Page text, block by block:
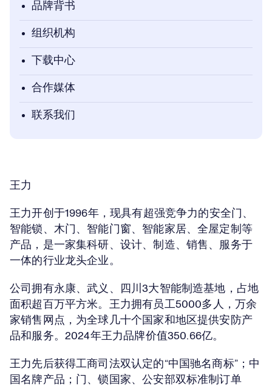
品牌背书
组织机构
下载中心
合作媒体
联系我们
王力
王力开创于1996年，现具有超强竞争力的安全门、
智能锁、木门、智能门窗、智能家居、全屋定制等
产品，是一家集科研、设计、制造、销售、服务于
一体的行业龙头企业。
公司拥有永康、武义、四川3大智能制造基地，占地
面积超百万平方米。王力拥有员工5000多人，万余
家销售网点，为全球几十个国家和地区提供安防产
品和服务。2024年王力品牌价值350.66亿。
王力先后获得工商司法双认定的“中国驰名商标”；中
国名牌产品；门、锁国家、公安部双标准制订单